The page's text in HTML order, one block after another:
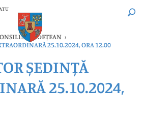
JUDEȚEAN ›
25.10.2024, ORA 12.00
ȘEDINȚĂ
25.10.2024,